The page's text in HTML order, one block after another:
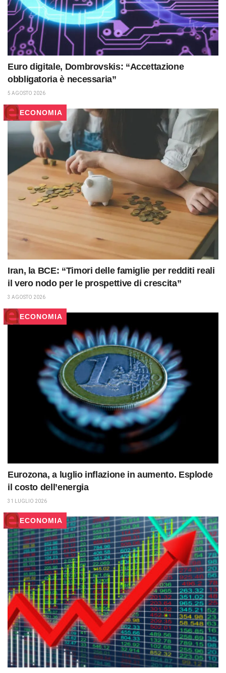
Euro digitale, Dombrovskis: “Accettazione
obbligatoria è necessaria”
5 AGOSTO 2026
ECONOMIA
Iran, la BCE: “Timori delle famiglie per redditi reali
il vero nodo per le prospettive di crescita”
3 AGOSTO 2026
ECONOMIA
Eurozona, a luglio inflazione in aumento. Esplode
il costo dell’energia
31 LUGLIO 2026
ECONOMIA